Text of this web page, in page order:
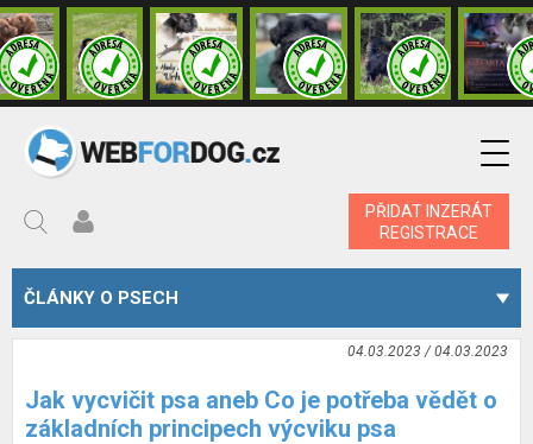
PŘIDAT INZERÁT
REGISTRACE
ČLÁNKY O PSECH
04.03.2023 / 04.03.2023
Jak vycvičit psa aneb Co je potřeba vědět o
základních principech výcviku psa